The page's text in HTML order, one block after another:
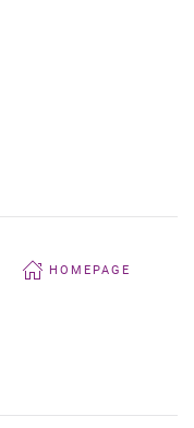
HOMEPAGE